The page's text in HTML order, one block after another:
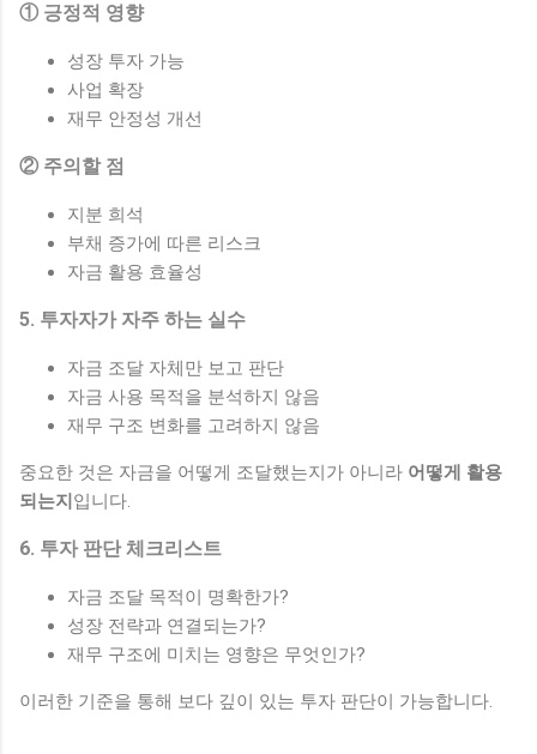
① 긍정적 영향
성장 투자 가능
사업 확장
재무 안정성 개선
② 주의할 점
지분 희석
부채 증가에 따른 리스크
자금 활용 효율성
5. 투자자가 자주 하는 실수
자금 조달 자체만 보고 판단
자금 사용 목적을 분석하지 않음
재무 구조 변화를 고려하지 않음
중요한 것은 자금을 어떻게 조달했는지가 아니라 어떻게 활용
되는지 입니다.
6. 투자 판단 체크리스트
자금 조달 목적이 명확한가?
성장 전략과 연결되는가?
재무 구조에 미치는 영향은 무엇인가?
이러한 기준을 통해 보다 깊이 있는 투자 판단이 가능합니다.